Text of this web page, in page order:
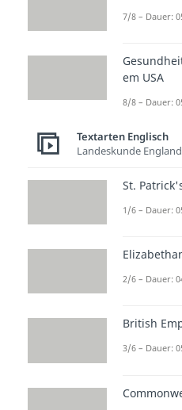
7/8 – Dauer:
em USA
8/8 – Dauer:
Textarten Englisch
Landeskunde
St.
1/6 – Dauer:
2/6 – Dauer:
British
3/6 – Dauer: